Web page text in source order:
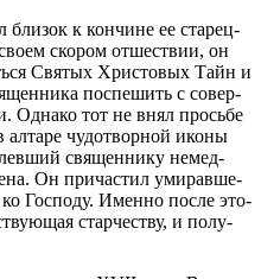
к кон­чине ее ста­рец-
ско­ром от­ше­ствии, он
Свя­тых Хри­сто­вых Тайн и
по­спе­шить с со­вер­
Од­на­ко тот не внял прось­бе
ал­та­ре чу­до­твор­ной ико­ны
свя­щен­ни­ку немед­
Он при­ча­стил уми­рав­ше­
Гос­по­ду. Имен­но по­сле это­
стар­че­ству, и по­лу­